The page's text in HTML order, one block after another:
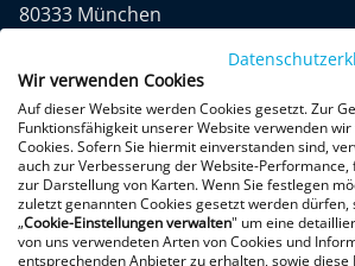
80333 München
Datenschutz AGB
+300 Google-
Wir verwenden Cookies
Auf dieser Website werden Cookies gesetzt. Zur
Funktionsfähigkeit unserer Website verwenden
Cookies. Sofern Sie hiermit einverstanden sind,
auch zur Verbesserung der Website-
zur Darstellung von Karten. Wenn Sie festlegen
zuletzt genannten Cookies gesetzt werden dürfen,
„Cookie-Einstellungen verwalten" um eine
von uns verwendeten Arten von Cookies und
entsprechenden Anbieter zu erhalten, sowie diese